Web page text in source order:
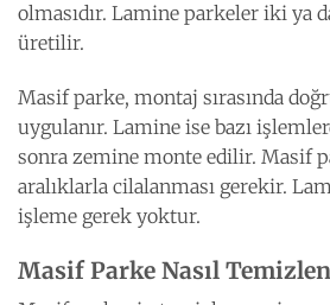
olmasıdır. Lamine parkeler iki ya
üretilir.
Masif parke, montaj sırasında
uygulanır. Lamine ise bazı
sonra zemine monte edilir. Masif
aralıklarla cilalanması gerekir.
işleme gerek yoktur.
Masif Parke Nasıl